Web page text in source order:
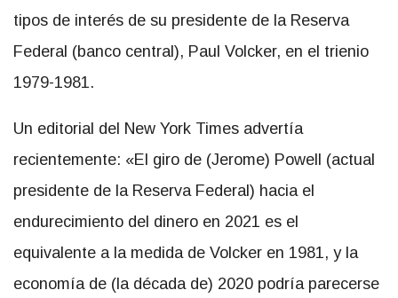
tipos de interés de su presidente de la Reserva
Federal (banco central), Paul Volcker, en el trienio
1979-1981.
Un editorial del New York Times advertía
recientemente: «El giro de (Jerome) Powell (actual
presidente de la Reserva Federal) hacia el
endurecimiento del dinero en 2021 es el
equivalente a la medida de Volcker en 1981, y la
economía de (la década de) 2020 podría parecerse